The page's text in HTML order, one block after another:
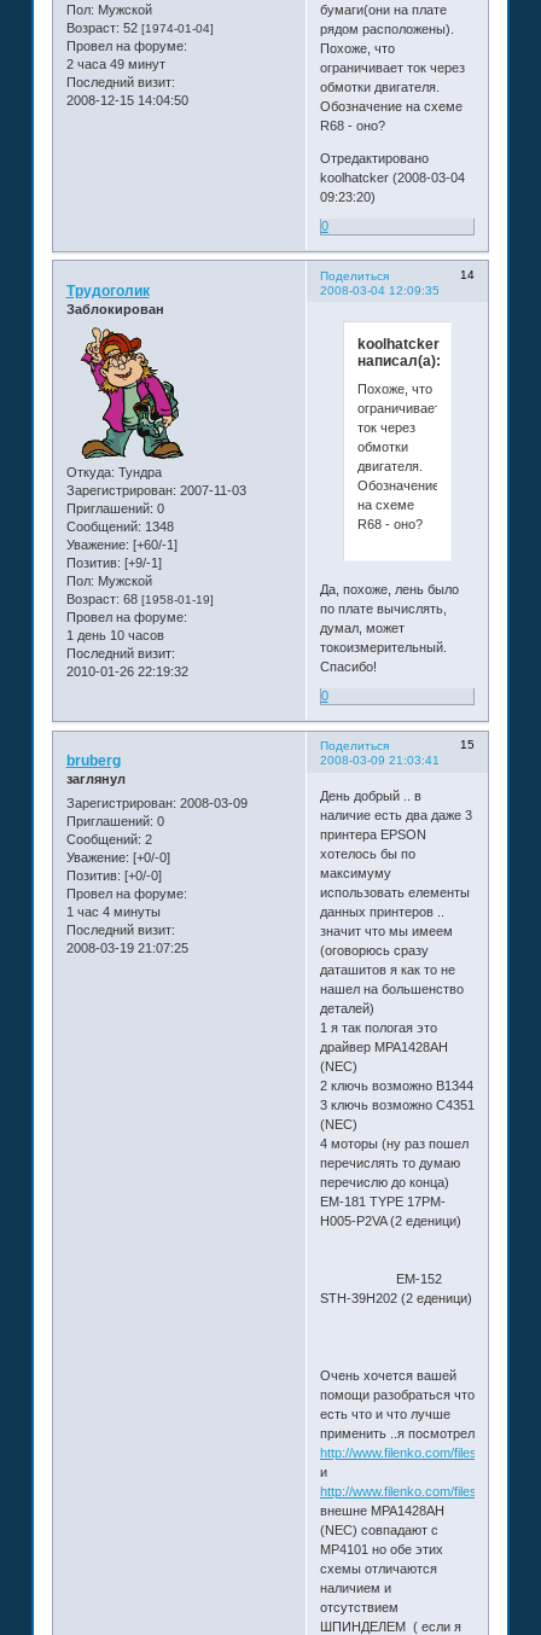
Пол: Мужской
Возраст: 52 [1974-01-04]
Провел на форуме:
2 часа 49 минут
Последний визит:
2008-12-15 14:04:50
бумаги(они на плате
рядом расположены).
Похоже, что
ограничивает ток через
обмотки двигателя.
Обозначение на схеме
R68 - оно?
Отредактировано
koolhatcker (2008-03-04
09:23:20)
0
Поделиться
14
2008-03-04 12:09:35
Трудоголик
Заблокирован
Откуда: Тундра
Зарегистрирован: 2007-11-03
Приглашений: 0
Сообщений: 1348
Уважение: [+60/-1]
Позитив: [+9/-1]
Пол: Мужской
Возраст: 68 [1958-01-19]
Провел на форуме:
1 день 10 часов
Последний визит:
2010-01-26 22:19:32
koolhatcker
написал(а):
Похоже, что
ограничивает
ток через
обмотки
двигателя.
Обозначение
на схеме
R68 - оно?
Да, похоже, лень было
по плате вычислять,
думал, может
токоизмерительный.
Спасибо!
0
Поделиться
15
2008-03-09 21:03:41
bruberg
заглянул
Зарегистрирован: 2008-03-09
Приглашений: 0
Сообщений: 2
Уважение: [+0/-0]
Позитив: [+0/-0]
Провел на форуме:
1 час 4 минуты
Последний визит:
2008-03-19 21:07:25
День добрый .. в
наличие есть два даже 3
принтера EPSON
хотелось бы по
максимуму
использовать елементы
данных принтеров ..
значит что мы имеем
(оговорюсь сразу
даташитов я как то не
нашел на большенство
деталей)
1 я так пологая это
драйвер MPA1428AH
(NEC)
2 ключь возможно B1344
3 ключь возможно C4351
(NEC)
4 моторы (ну раз пошел
перечислять то думаю
перечислю до конца)
EM-181 TYPE 17PM-
H005-P2VA (2 еденици)
EM-152
STH-39H202 (2 еденици)
Очень хочется вашей
помощи разобраться что
есть что и что лучше
применить ..я посмотрел
http://www.filenko.com/files/
и
http://www.filenko.com/files/
внешне MPA1428AH
(NEC) совпадают с
МР4101 но обе этих
схемы отличаются
наличием и
отсутствием
ШПИНДЕЛЕМ ( если я